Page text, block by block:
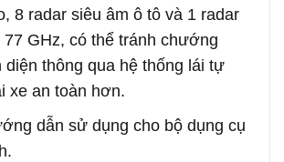
8 radar siêu âm ô tô và 1 radar
77 GHz, có thể tránh chướng
diện thông qua hệ thống lái tự
xe an toàn hơn.
dẫn sử dụng cho bộ dụng cụ